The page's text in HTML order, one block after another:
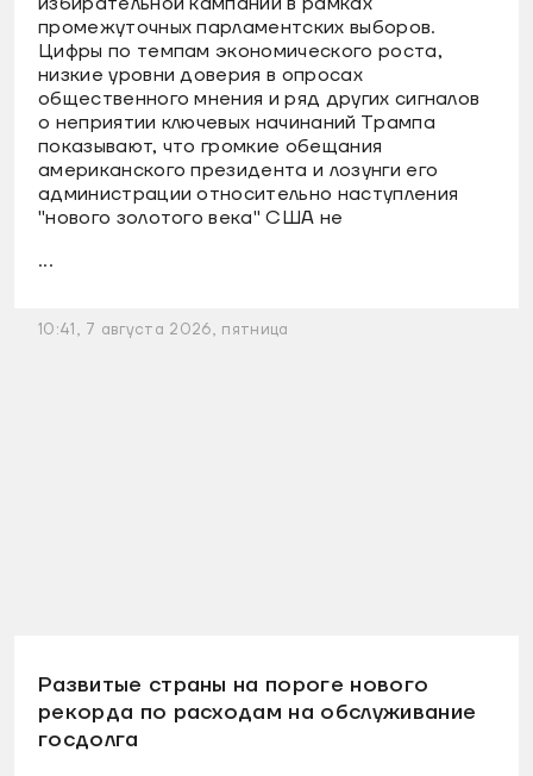
промежуточных парламентских выборов.
Цифры по темпам экономического роста,
низкие уровни доверия в опросах
общественного мнения и ряд других сигналов
о неприятии ключевых начинаний Трампа
показывают, что громкие обещания
американского президента и лозунги его
администрации относительно наступления
"нового золотого века" США не
...
10:41, 7 августа 2026, пятница
Развитые страны на пороге нового
рекорда по расходам на обслуживание
госдолга